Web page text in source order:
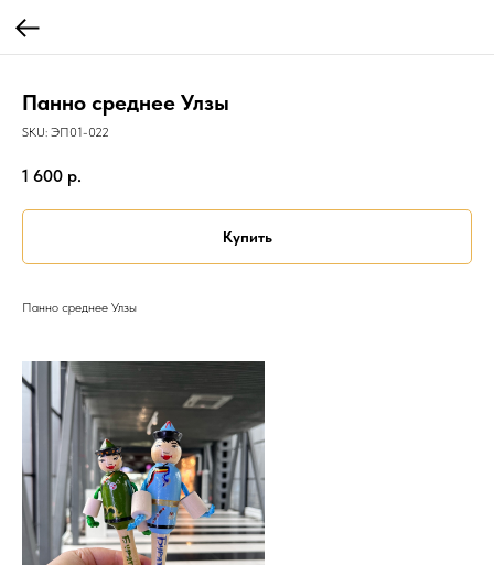
Панно среднее Улзы
SKU: ЭП01-022
1 600 р.
Купить
Панно среднее Улзы